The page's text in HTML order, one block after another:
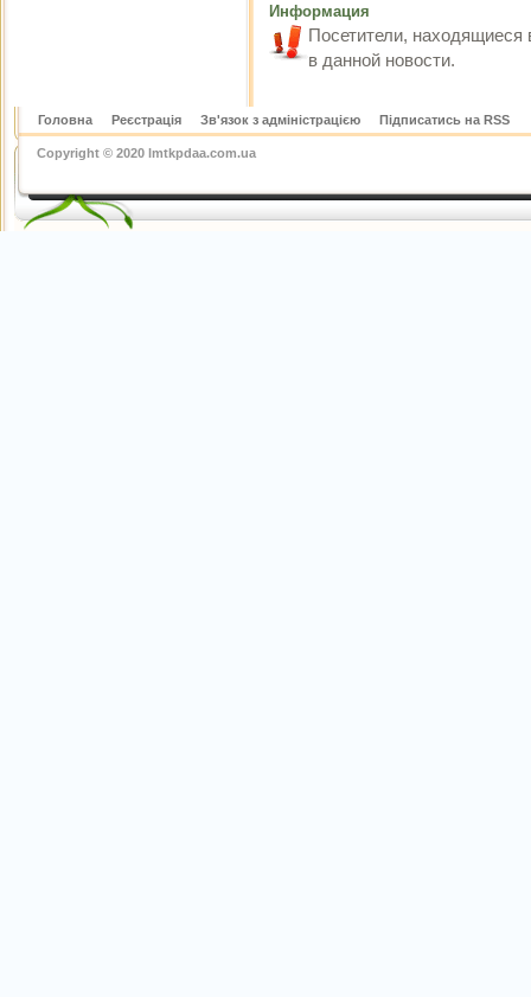
Информация
Посетители, находящиеся
в данной новости.
Головна Реєстрація Зв'язок з адміністрацією Підписатись на RSS
Copyright © 2020 lmtkpdaa.com.ua